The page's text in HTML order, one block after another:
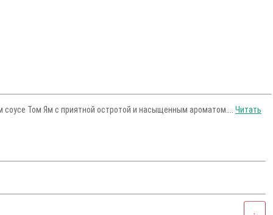
Том Ям с приятной остротой и насыщенным ароматом.... Читать